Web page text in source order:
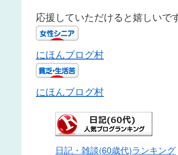
応援していただけると嬉しいで
にほんブログ村
にほんブログ村
日記・雑談(60歳代)ランキング